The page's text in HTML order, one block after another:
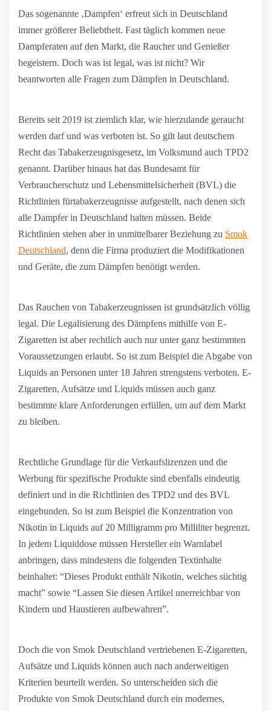
Das sogenannte ‚Dampfen‘ erfreut sich in Deutschland
immer größerer Beliebtheit. Fast täglich kommen neue
Dampferaten auf den Markt, die Raucher und Genießer
begeistern. Doch was ist legal, was ist nicht? Wir
beantworten alle Fragen zum Dämpfen in Deutschland.
Bereits seit 2019 ist ziemlich klar, wie hierzulande geraucht
werden darf und was verboten ist. So gilt laut deutschem
Recht das Tabakerzeugnisgesetz, im Volksmund auch TPD2
genannt. Darüber hinaus hat das Bundesamt für
Verbraucherschutz und Lebensmittelsicherheit (BVL) die
Richtlinien fürtabakerzeugnisse aufgestellt, nach denen sich
alle Dampfer in Deutschland halten müssen. Beide
Richtlinien stehen aber in unmittelbarer Beziehung zu Smok
Deutschland, denn die Firma produziert die Modifikationen
und Geräte, die zum Dämpfen benötigt werden.
Das Rauchen von Tabakerzeugnissen ist grundsätzlich völlig
legal. Die Legalisierung des Dämpfens mithilfe von E-
Zigaretten ist aber rechtlich auch nur unter ganz bestimmten
Voraussetzungen erlaubt. So ist zum Beispiel die Abgabe von
Liquids an Personen unter 18 Jahren strengstens verboten. E-
Zigaretten, Aufsätze und Liquids müssen auch ganz
bestimmte klare Anforderungen erfüllen, um auf dem Markt
zu bleiben.
Rechtliche Grundlage für die Verkaufslizenzen und die
Werbung für spezifische Produkte sind ebenfalls eindeutig
definiert und in die Richtlinien des TPD2 und des BVL
eingebunden. So ist zum Beispiel die Konzentration von
Nikotin in Liquids auf 20 Milligramm pro Milliliter begrenzt.
In jedem Liquiddose müssen Hersteller ein Warnlabel
anbringen, dass mindestens die folgenden Textinhalte
beinhaltet: “Dieses Produkt enthält Nikotin, welches süchtig
macht” sowie “Lassen Sie diesen Artikel unerreichbar von
Kindern und Haustieren aufbewahren”.
Doch die von Smok Deutschland vertriebenen E-Zigaretten,
Aufsätze und Liquids können auch nach anderweitigen
Kriterien beurteilt werden. So unterscheiden sich die
Produkte von Smok Deutschland durch ein modernes,